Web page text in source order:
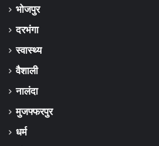
भोजपुर
दरभंगा
स्वास्थ्य
वैशाली
नालंदा
मुजफ्फरपुर
धर्म